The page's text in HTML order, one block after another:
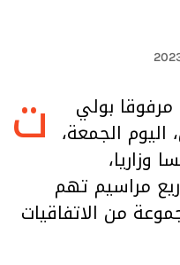
ت بولي
الجمعة،
وزاريا،
مراسيم تهم
من الاتفاقيات